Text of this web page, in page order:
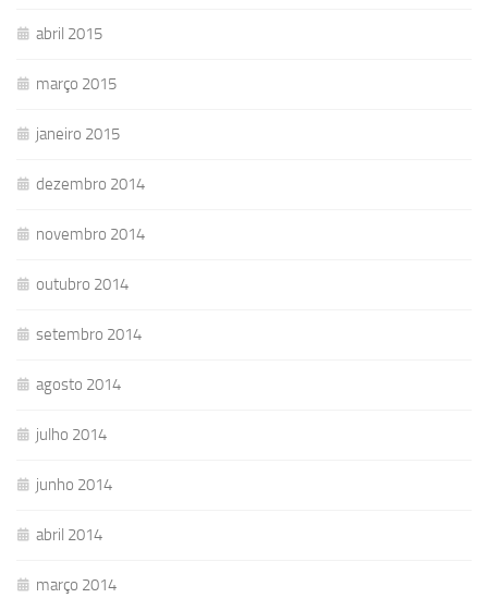
abril 2015
março 2015
janeiro 2015
dezembro 2014
novembro 2014
outubro 2014
setembro 2014
agosto 2014
julho 2014
junho 2014
abril 2014
março 2014